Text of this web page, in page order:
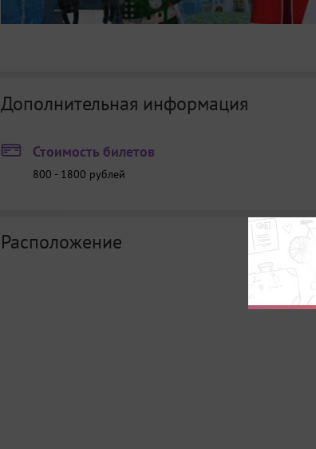
Дополнительная информация
Стоимость билетов
800 - 1800 рублей
Расположение